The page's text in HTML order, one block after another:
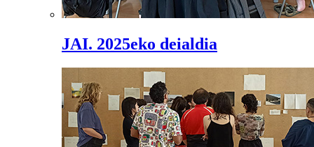
JAI. 2025eko deialdia